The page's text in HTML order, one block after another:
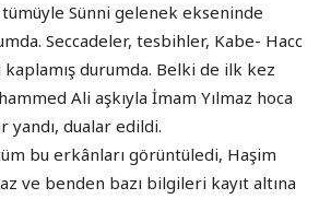
Sünni gelenek ekseninde
Seccadeler, tesbihler, Kabe- Hacc
durumda. Belki de ilk kez
Ali aşkıyla İmam Yılmaz hoca
yandı, dualar edildi.
bu erkânları görüntüledi, Haşim
ve benden bazı bilgileri kayıt altına